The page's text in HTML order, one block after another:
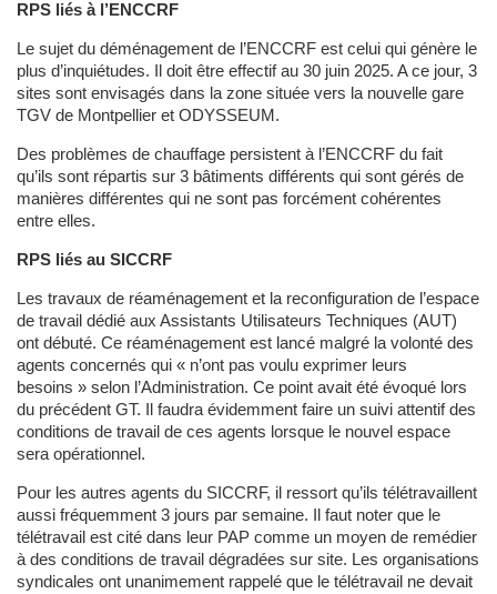
RPS liés à l’ENCCRF
Le sujet du déménagement de l’ENCCRF est celui qui génère le
plus d’inquiétudes. Il doit être effectif au 30 juin 2025. A ce jour, 3
sites sont envisagés dans la zone située vers la nouvelle gare
TGV de Montpellier et ODYSSEUM.
Des problèmes de chauffage persistent à l’ENCCRF du fait
qu’ils sont répartis sur 3 bâtiments différents qui sont gérés de
manières différentes qui ne sont pas forcément cohérentes
entre elles.
RPS liés au SICCRF
Les travaux de réaménagement et la reconfiguration de l’espace
de travail dédié aux Assistants Utilisateurs Techniques (AUT)
ont débuté. Ce réaménagement est lancé malgré la volonté des
agents concernés qui « n’ont pas voulu exprimer leurs
besoins » selon l’Administration. Ce point avait été évoqué lors
du précédent GT. Il faudra évidemment faire un suivi attentif des
conditions de travail de ces agents lorsque le nouvel espace
sera opérationnel.
Pour les autres agents du SICCRF, il ressort qu’ils télétravaillent
aussi fréquemment 3 jours par semaine. Il faut noter que le
télétravail est cité dans leur PAP comme un moyen de remédier
à des conditions de travail dégradées sur site. Les organisations
syndicales ont unanimement rappelé que le télétravail ne devait